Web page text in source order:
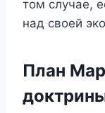
том случае,
над своей
План